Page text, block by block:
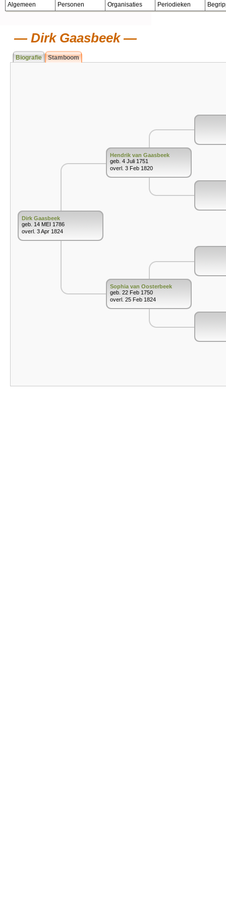
Algemeen Personen Organisaties Periodieken
Dirk Gaasbeek
Biografie Stamboom
Dirk Gaasbeek
geb. 14 MEI 1786
overl. 3 Apr 1824
Hendrik van Gaasbeek
geb. 4 Juli 1751
overl. 3 Feb 1820
Sophia van Oosterbeek
geb. 22 Feb 1750
overl. 25 Feb 1824